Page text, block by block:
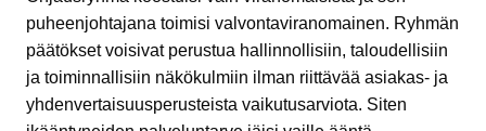
puheenjohtajana toimisi valvontaviranomainen. Ryhmän
päätökset voisivat perustua hallinnollisiin, taloudellisiin
ja toiminnallisiin näkökulmiin ilman riittävää asiakas- ja
yhdenvertaisuusperusteista vaikutusarviota. Siten